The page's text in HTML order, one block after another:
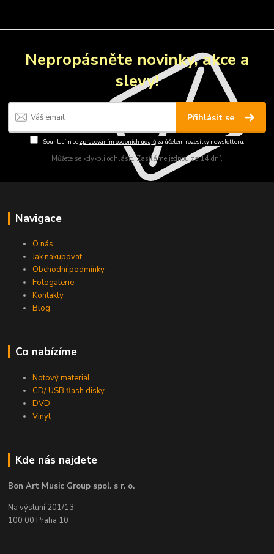
Nepropásněte novinky, akce a
slevy!
Přihlásit se
Souhlasím se zpracováním osobních údajůza účelem rozesílky newsletteru.
Můžete se kdykoli odhlásit. Zasíláme jednou za 14 dní.
Navigace
O nás
Jak nakupovat
Obchodní podmínky
Fotogalerie
Kontakty
Blog
Co nabízíme
Notový materiál
CD/ USB flash disky
DVD
Vinyl
Kde nás najdete
Bon Art Music Group spol. s r. o.
Na výsluní 201/13
100 00 Praha 10